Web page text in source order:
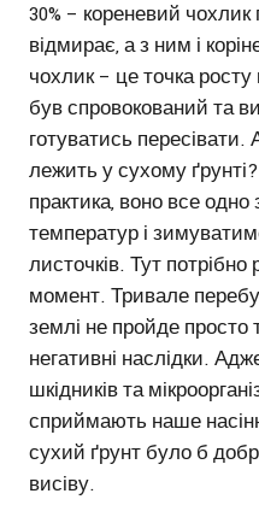
30% – кореневий
відмирає, а з ним і
чохлик – це точка
був спровокований та
готуватись
лежить у сухому
практика, воно все
температур і
листочків. Тут
момент. Тривале
землі не пройде просто
негативні наслідки.
шкідників та
сприймають наше
сухий ґрунт було б
висіву.